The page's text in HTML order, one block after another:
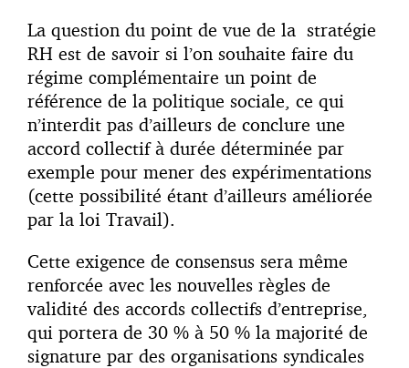
La question du point de vue de la stratégie
RH est de savoir si l’on souhaite faire du
régime complémentaire un point de
référence de la politique sociale, ce qui
n’interdit pas d’ailleurs de conclure une
accord collectif à durée déterminée par
exemple pour mener des expérimentations
(cette possibilité étant d’ailleurs améliorée
par la loi Travail).
Cette exigence de consensus sera même
renforcée avec les nouvelles règles de
validité des accords collectifs d’entreprise,
qui portera de 30 % à 50 % la majorité de
signature par des organisations syndicales